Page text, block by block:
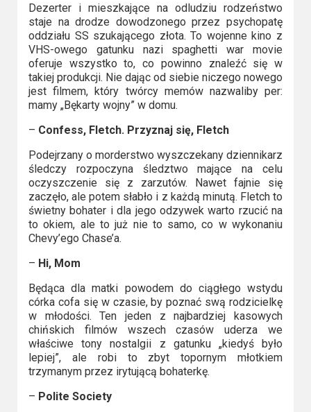
Dezerter i mieszkające na odludziu rodzeństwo
staje na drodze dowodzonego przez psychopatę
oddziału SS szukającego złota. To wojenne kino z
VHS-owego gatunku nazi spaghetti war movie
oferuje wszystko to, co powinno znaleźć się w
takiej produkcji. Nie dając od siebie niczego nowego
jest filmem, który twórcy memów nazwaliby per:
mamy „Bękarty wojny” w domu.
– Confess, Fletch. Przyznaj się, Fletch
Podejrzany o morderstwo wyszczekany dziennikarz
śledczy rozpoczyna śledztwo mające na celu
oczyszczenie się z zarzutów. Nawet fajnie się
zaczęło, ale potem słabło i z każdą minutą. Fletch to
świetny bohater i dla jego odzywek warto rzucić na
to okiem, ale to już nie to samo, co w wykonaniu
Chevy’ego Chase’a.
– Hi, Mom
Będąca dla matki powodem do ciągłego wstydu
córka cofa się w czasie, by poznać swą rodzicielkę
w młodości. Ten jeden z najbardziej kasowych
chińskich filmów wszech czasów uderza we
właściwe tony nostalgii z gatunku „kiedyś było
lepiej”, ale robi to zbyt topornym młotkiem
trzymanym przez irytującą bohaterkę.
– Polite Society